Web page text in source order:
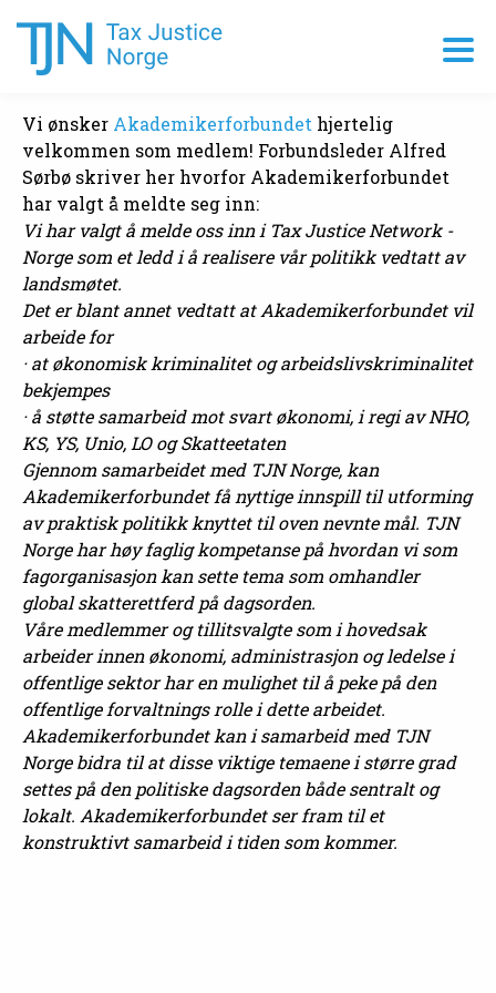
Vi ønsker Akademikerforbundet hjertelig
velkommen som medlem! Forbundsleder Alfred
Sørbø skriver her hvorfor Akademikerforbundet
har valgt å meldte seg inn:
Vi har valgt å melde oss inn i Tax Justice Network -
Norge som et ledd i å realisere vår politikk vedtatt av
landsmøtet.
Det er blant annet vedtatt at Akademikerforbundet vil
arbeide for
· at økonomisk kriminalitet og arbeidslivskriminalitet
bekjempes
· å støtte samarbeid mot svart økonomi, i regi av NHO,
KS, YS, Unio, LO og Skatteetaten
Gjennom samarbeidet med TJN Norge, kan
Akademikerforbundet få nyttige innspill til utforming
av praktisk politikk knyttet til oven nevnte mål. TJN
Norge har høy faglig kompetanse på hvordan vi som
fagorganisasjon kan sette tema som omhandler
global skatterettferd på dagsorden.
Våre medlemmer og tillitsvalgte som i hovedsak
arbeider innen økonomi, administrasjon og ledelse i
offentlige sektor har en mulighet til å peke på den
offentlige forvaltnings rolle i dette arbeidet.
Akademikerforbundet kan i samarbeid med TJN
Norge bidra til at disse viktige temaene i større grad
settes på den politiske dagsorden både sentralt og
lokalt. Akademikerforbundet ser fram til et
konstruktivt samarbeid i tiden som kommer.